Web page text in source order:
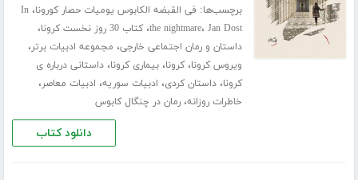
برچسب‌ها: فی القبضه الکابوس یومیات حصار کورونا،In
the nightmare، Jan Dost ،کتاب 30 روز نخست کرونا ،
داستان و رمان اجتماعی خارجی، مجموعه ادبیات برتر،
ویروس کرونا،کرونا،بیماری کرونا،داستانی درباره ی
کرونا،داستان کردی، ادبیات سوریه، ادبیات معاصر،
خاطرات روزانه،رمان در چنگال کابوس
دانلود کتاب